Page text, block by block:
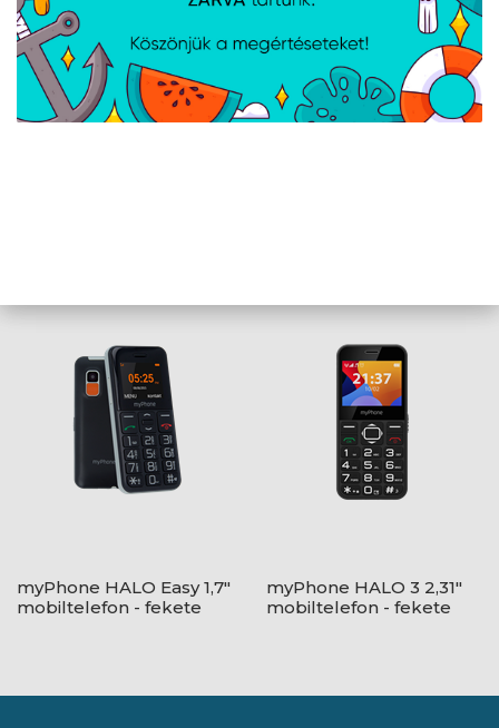
myPhone HALO Easy 1,7"
mobiltelefon - fekete
myPhone HALO 3 2,31"
mobiltelefon - fekete